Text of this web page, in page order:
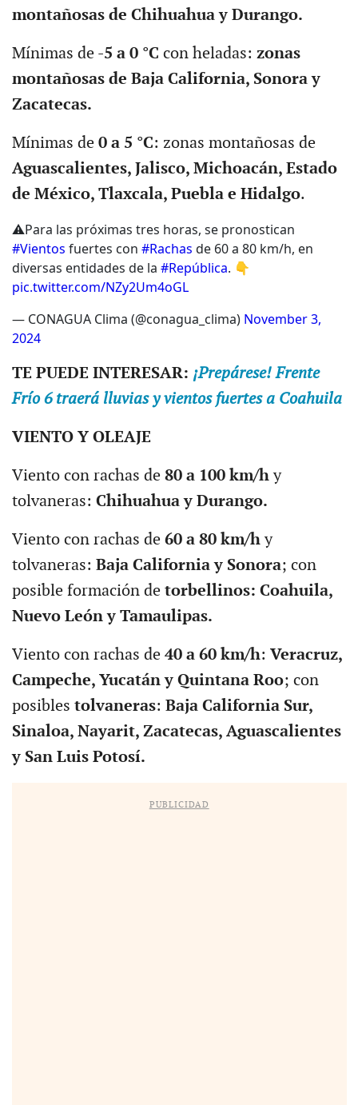
montañosas de Chihuahua y Durango.
Mínimas de-5 a 0 °C con heladas: zonas
montañosas de Baja California, Sonora y
Zacatecas.
Mínimas de0 a 5 °C: zonas montañosas de
Aguascalientes, Jalisco, Michoacán, Estado
de México, Tlaxcala, Puebla e Hidalgo.
⚠️Para las próximas tres horas, se pronostican
#Vientos fuertes con #Rachas de 60 a 80 km/h, en
diversas entidades de la #República. 👇
pic.twitter.com/NZy2Um4oGL
— CONAGUA Clima (@conagua_clima) November 3,
2024
TE PUEDE INTERESAR: ¡Prepárese! Frente
Frío 6 traerá lluvias y vientos fuertes a Coahuila
VIENTO Y OLEAJE
Viento con rachas de80 a 100 km/hy
tolvaneras: Chihuahua y Durango.
Viento con rachas de 60 a 80 km/hy
tolvaneras: Baja California y Sonora; con
posible formación de torbellinos: Coahuila,
Nuevo León y Tamaulipas.
Viento con rachas de 40 a 60 km/h: Veracruz,
Campeche, Yucatán y Quintana Roo; con
posibles tolvaneras: Baja California Sur,
Sinaloa, Nayarit, Zacatecas, Aguascalientes
y San Luis Potosí.
PUBLICIDAD